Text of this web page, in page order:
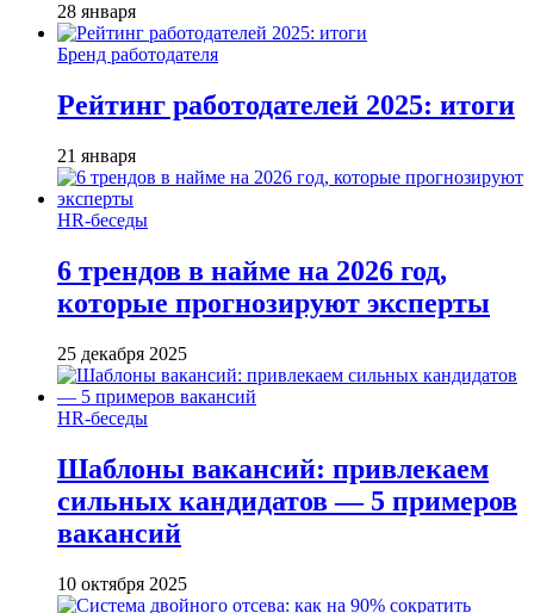
28 января
Бренд работодателя
Рейтинг работодателей 2025: итоги
21 января
HR-беседы
6 трендов в найме на 2026 год,
которые прогнозируют эксперты
25 декабря 2025
HR-беседы
Шаблоны вакансий: привлекаем
сильных кандидатов — 5 примеров
вакансий
10 октября 2025